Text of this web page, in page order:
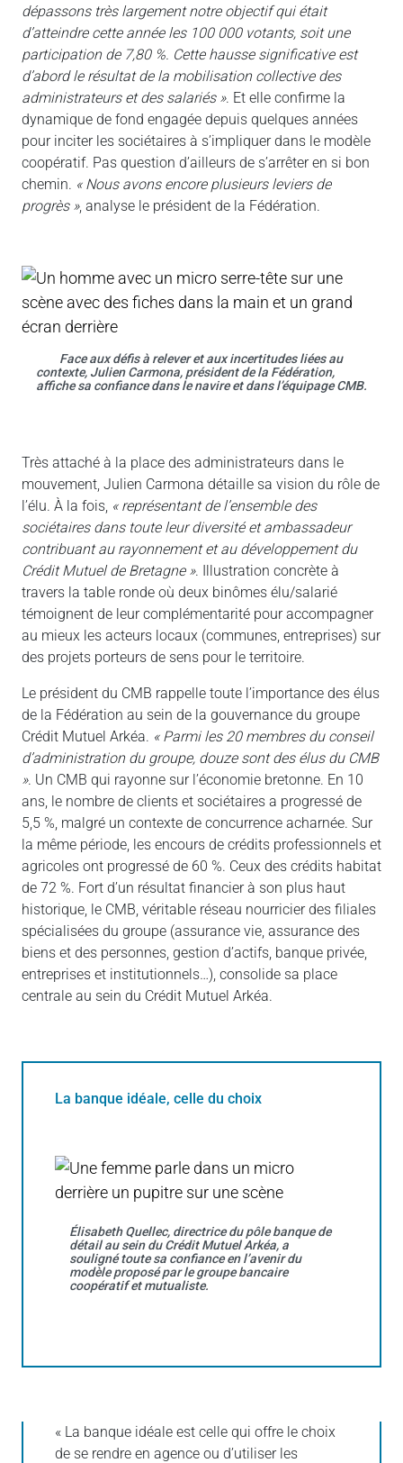
dépassons très largement notre objectif qui était
d’atteindre cette année les 100 000 votants, soit une
participation de 7,80 %. Cette hausse significative est
d’abord le résultat de la mobilisation collective des
administrateurs et des salariés ». Et elle confirme la
dynamique de fond engagée depuis quelques années
pour inciter les sociétaires à s’impliquer dans le modèle
coopératif. Pas question d’ailleurs de s’arrêter en si bon
chemin. « Nous avons encore plusieurs leviers de
progrès », analyse le président de la Fédération.
Face aux défis à relever et aux incertitudes liées au
contexte, Julien Carmona, président de la Fédération,
affiche sa confiance dans le navire et dans l’équipage CMB.
Très attaché à la place des administrateurs dans le
mouvement, Julien Carmona détaille sa vision du rôle de
l’élu. À la fois, « représentant de l’ensemble des
sociétaires dans toute leur diversité et ambassadeur
contribuant au rayonnement et au développement du
Crédit Mutuel de Bretagne ». Illustration concrète à
travers la table ronde où deux binômes élu/salarié
témoignent de leur complémentarité pour accompagner
au mieux les acteurs locaux (communes, entreprises) sur
des projets porteurs de sens pour le territoire.
Le président du CMB rappelle toute l’importance des élus
de la Fédération au sein de la gouvernance du groupe
Crédit Mutuel Arkéa. « Parmi les 20 membres du conseil
d’administration du groupe, douze sont des élus du CMB
». Un CMB qui rayonne sur l’économie bretonne. En 10
ans, le nombre de clients et sociétaires a progressé de
5,5 %, malgré un contexte de concurrence acharnée. Sur
la même période, les encours de crédits professionnels et
agricoles ont progressé de 60 %. Ceux des crédits habitat
de 72 %. Fort d’un résultat financier à son plus haut
historique, le CMB, véritable réseau nourricier des filiales
spécialisées du groupe (assurance vie, assurance des
biens et des personnes, gestion d’actifs, banque privée,
entreprises et institutionnels…), consolide sa place
centrale au sein du Crédit Mutuel Arkéa.
La banque idéale, celle du choix
Élisabeth Quellec, directrice du pôle banque de
détail au sein du Crédit Mutuel Arkéa, a
souligné toute sa confiance en l’avenir du
modèle proposé par le groupe bancaire
coopératif et mutualiste.
« La banque idéale est celle qui offre le choix
de se rendre en agence ou d’utiliser les